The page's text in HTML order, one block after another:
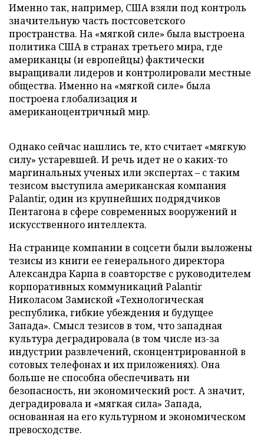
Именно так, например, США взяли под контроль
значительную часть постсоветского
пространства. На «мягкой силе» была выстроена
политика США в странах третьего мира, где
американцы (и европейцы) фактически
выращивали лидеров и контролировали местные
общества. Именно на «мягкой силе» была
построена глобализация и
американоцентричный мир.
Однако сейчас нашлись те, кто считает «мягкую
силу» устаревшей. И речь идет не о каких-то
маргинальных ученых или экспертах – с таким
тезисом выступила американская компания
Palantir, один из крупнейших подрядчиков
Пентагона в сфере современных вооружений и
искусственного интеллекта.
На странице компании в соцсети были выложены
тезисы из книги ее генерального директора
Александра Карпа в соавторстве с руководителем
корпоративных коммуникаций Palantir
Николасом Замиской «Технологическая
республика, гибкие убеждения и будущее
Запада». Смысл тезисов в том, что западная
культура деградировала (в том числе из-за
индустрии развлечений, сконцентрированной в
сотовых телефонах и их приложениях). Она
больше не способна обеспечивать ни
безопасность, ни экономический рост. А значит,
деградировала и «мягкая сила» Запада,
основанная на его культурном и экономическом
превосходстве.